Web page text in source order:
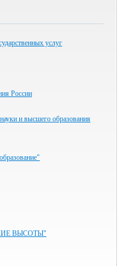
услуг
России
и высшего образования
ВЫСОТЫ"